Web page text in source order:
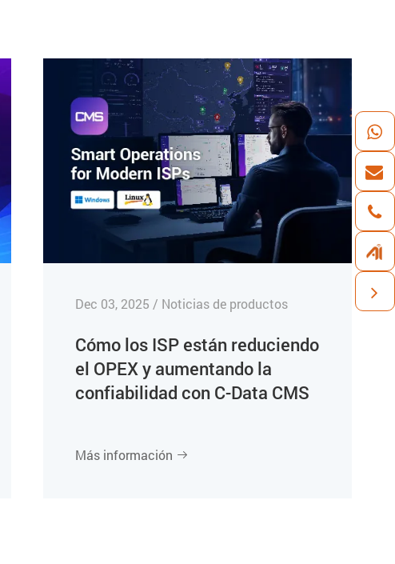
Dec 03, 2025 / Noticias de productos
Cómo los ISP están reduciendo
el OPEX y aumentando la
confiabilidad con C-Data CMS
Más información 